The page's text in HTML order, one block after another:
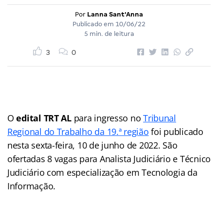
Por Lanna Sant'Anna
Publicado em 10/06/22
5 min. de leitura
3 0
O edital TRT AL para ingresso noTribunal
Regional do Trabalho da 19.ª região foi publicado
nesta sexta-feira, 10 de junho de 2022. São
ofertadas 8 vagas para Analista Judiciário e Técnico
Judiciário com especialização em Tecnologia da
Informação.